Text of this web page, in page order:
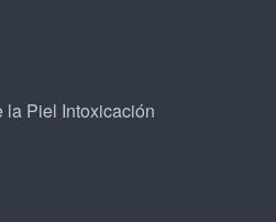
la Piel Intoxicación